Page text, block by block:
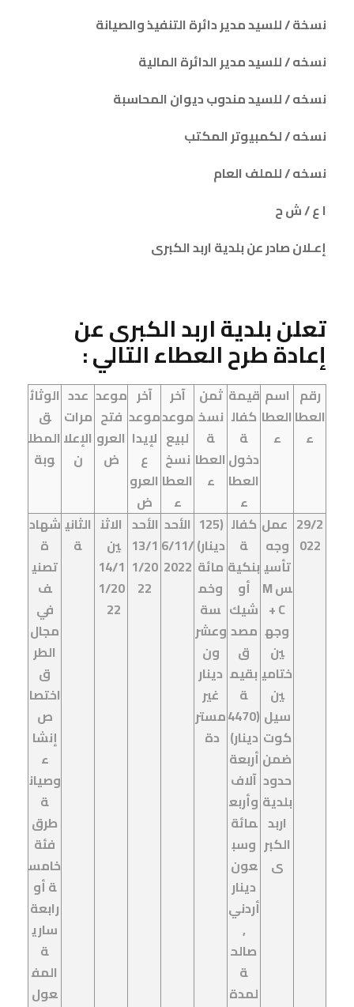
نسخة / للسيد مدير دائرة التنفيذ والصيانة
نسخه / للسيد مدير الدائرة المالية
نسخه / للسيد مندوب ديوان المحاسبة
نسخه / لكمبيوتر المكتب
نسخه / للملف العام
ا ع / ش ح
إعـلان صادر عن بلدية اربد الكبرى
تعلن بلدية اربد الكبرى عن
إعادة طرح العطاء التالي :
رقم
العطا
ء
اسم
العطا
ء
قيمة
كفال
ة
دخول
العطا
ء
ثمن
نسخ
ة
العطا
ء
آخر
موعد
لبيع
نسخ
العطا
ء
آخر
موعد
لإيدا
ع
العرو
ض
موعد
فتح
العرو
ض
عدد
مرات
الإعلا
ن
الوثائ
ق
المطل
وبة
29/2
022
عمل
وجه
تأسي
سM
C
+
وجه
ين
ختامي
ين
سيل
كوت
ضمن
حدود
بلدية
اربد
الكبر
ى
كفال
ة
بنكية
أو
شيك
مصد
ق
بقيم
ة
(4470
دينار)
أربعة
آلاف
وأربع
مائة
وسب
عون
دينار
أردني
,
صالح
ة
لمدة
(125
دينار)
مائة
وخم
سة
وعشر
ون
دينار
غير
مستر
دة
الأحد
6/11/
2022
الأحد
13/1
1/20
22
الاثن
ين
14/1
1/20
22
الثاني
ة
شهاد
ة
تصني
ف
في
مجال
الطر
ق
اختصا
ص
إنشا
ء
وصيان
ة
طرق
فئة
خامس
ة أو
رابعة
ساري
ة
المف
عول